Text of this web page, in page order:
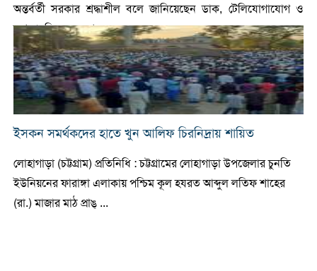
অন্তর্বর্তী সরকার শ্রদ্ধাশীল বলে জানিয়েছেন ডাক, টেলিযোগাযোগ ও
তথ্যপ্রযুক্তি এবং তথ্য ও স ...
ইসকন সমর্থকদের হাতে খুন আলিফ চিরনিদ্রায় শায়িত
লোহাগাড়া (চট্টগ্রাম) প্রতিনিধি : চট্টগ্রামের লোহাগাড়া উপজেলার চুনতি
ইউনিয়নের ফারাঙ্গা এলাকায় পশ্চিম কূল হযরত আব্দুল লতিফ শাহের
(রা.) মাজার মাঠ প্রাঙ্ ...